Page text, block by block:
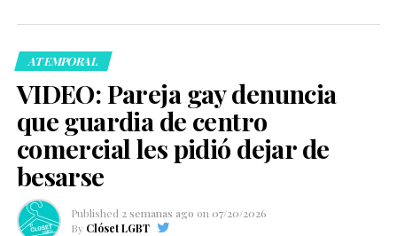
ATEMPORAL
VIDEO: Pareja gay denuncia
que guardia de centro
comercial les pidió dejar de
besarse
Published 2 semanas ago on 07/20/2026
By Clóset LGBT